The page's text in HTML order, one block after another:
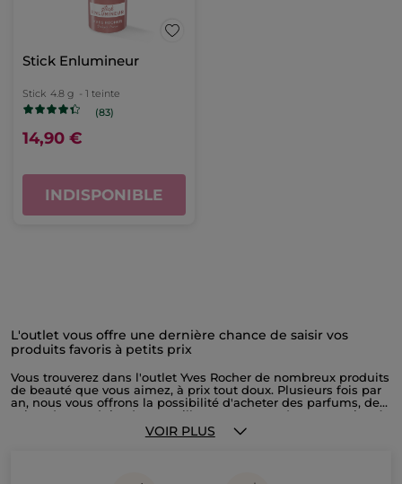
Stick Enlumineur
Stick 4.8 g - 1 teinte
(83)
14,90 €
INDISPONIBLE
L'outlet vous offre une dernière chance de saisir vos
produits favoris à petits prix
Vous trouverez dans l'outlet Yves Rocher de nombreux produits
de beauté que vous aimez, à prix tout doux. Plusieurs fois par
an, nous vous offrons la possibilité d'acheter des parfums, des
soins, des produits de maquillage ou encore des accessoires à
prix réduit, avant qu'ils ne disparaissent de nos boutiques.
Nous mettons en effet en vente dans l'outlet tous les articles
VOIR PLUS